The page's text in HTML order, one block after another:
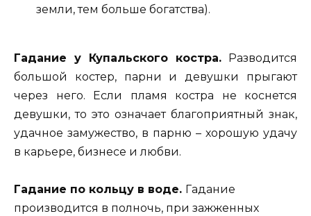
земли, тем больше богатства).
Гадание у Купальского костра. Разводится
большой костер, парни и девушки прыгают
через него. Если пламя костра не коснется
девушки, то это означает благоприятный знак,
удачное замужество, в парню – хорошую удачу
в карьере, бизнесе и любви.
Гадание по кольцу в воде. Гадание
производится в полночь, при зажженных